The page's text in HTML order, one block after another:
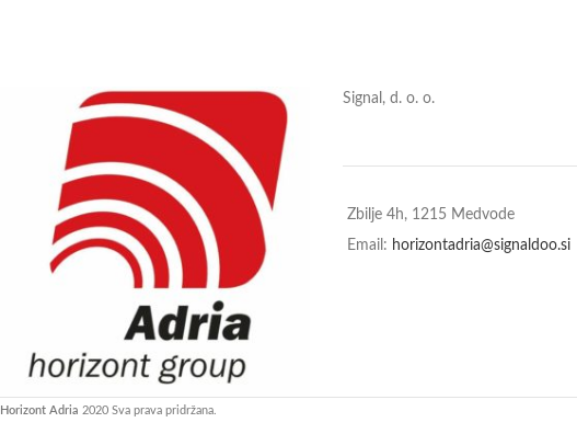
Signal, d. o. o.
Zbilje 4h, 1215 Medvode
Email: horizontadria@signaldoo.si
Horizont Adria 2020 Sva prava pridržana.